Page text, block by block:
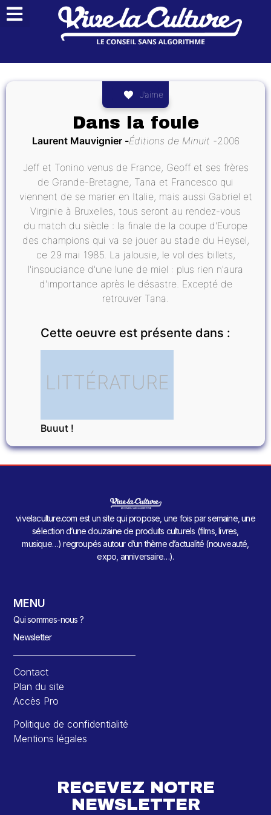
J’aime
Dans la foule
Laurent Mauvignier Éditions de Minuit 2006
Jeff et Tonino venus de France, Geoff et ses frères
de Grande-Bretagne, Tana et Francesco qui
viennent de se marier en Italie, mais aussi Gabriel et
Virginie à Bruxelles, tous seront au rendez-vous
du match du siècle : la finale de la coupe d'Europe
des champions qui va se jouer au stade du Heysel,
ce 29 mai 1985. La jalousie, le vol des billets,
l'insouciance d'une lune de miel : plus rien n'aura
d'importance après le désastre. Excepté de
retrouver Tana.
Cette oeuvre est présente dans :
LITTÉRATURE
Buuut !
vivelaculture.com est un site qui propose, une fois par semaine, une
sélection d’une douzaine de produits culturels (films, livres,
musique…) regroupés autour d’un thème d’actualité (nouveauté,
expo, anniversaire…).
MENU
Qui sommes-nous ?
Newsletter
Contact
Plan du site
Accès Pro
Politique de confidentialité
Mentions légales
RECEVEZ NOTRE
NEWSLETTER